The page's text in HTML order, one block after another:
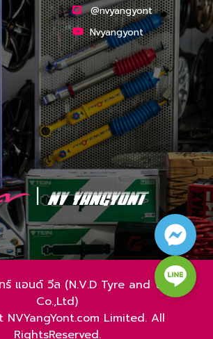
@nvyangyont
Nvyangyont
ร์ แอนด์ วีล (N.V.D Tyre and Wheel
Co.,Ltd)
NVYangYont.com Limited. All
RightsReserved.